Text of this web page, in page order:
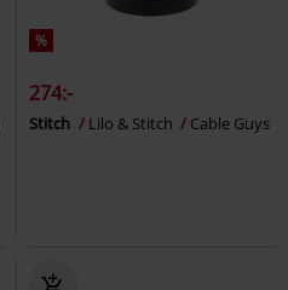
%
274:-
Stitch Lilo & Stitch Cable Guys